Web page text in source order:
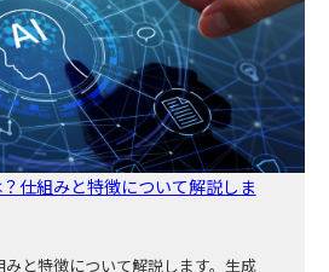
仕組みと特徴について解説しま
と特徴について解説します。生成